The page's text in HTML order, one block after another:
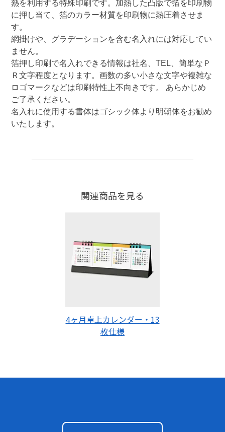
熱を利用する特殊印刷です。加熱した凸版で箔を印刷物
に押し当て、箔のカラー材質を印刷物に熱圧着させま
す。
網掛けや、グラデーションを含む名入れには対応してい
ません。
箔押し印刷で名入れできる情報は社名、TEL、簡単なＰ
Ｒ文字程度となります。画数の多い小さな文字や複雑な
ロゴマークなどは印刷特性上不向きです。 あらかじめ
ご了承ください。
名入れに使用する書体はゴシック体より明朝体をお勧め
いたします。
関連商品を見る
4ヶ月卓上カレンダー・13
枚仕様